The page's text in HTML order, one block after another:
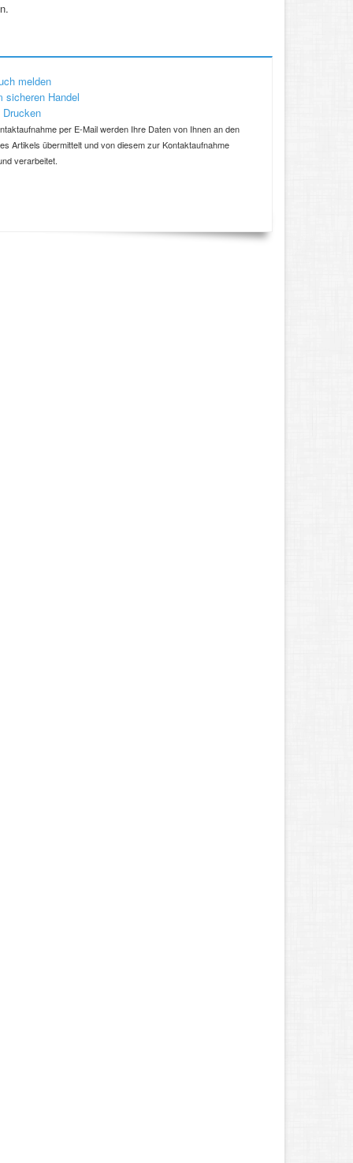
melden
Handel
per E-Mail werden Ihre Daten von Ihnen an den
Artikels übermittelt und von diesem zur Kontaktaufnahme
verarbeitet.